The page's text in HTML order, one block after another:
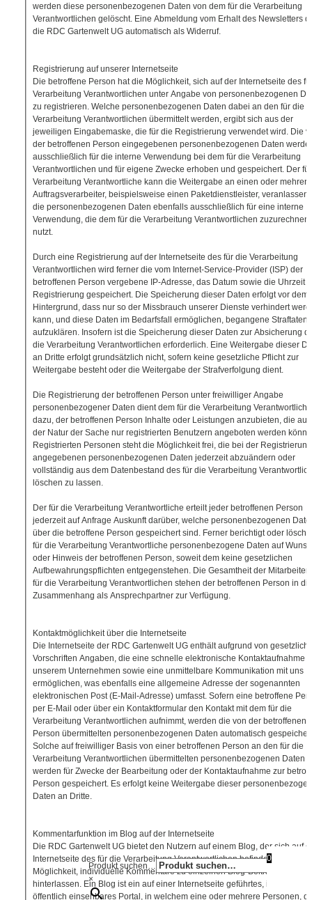
Produkt suchen…
×
werden diese personenbezogenen Daten von dem für die Verarbeitung
Verantwortlichen gelöscht. Eine Abmeldung vom Erhalt des Newsletters
die RDC Gartenwelt UG automatisch als Widerruf.
Registrierung auf unserer Internetseite
Die betroffene Person hat die Möglichkeit, sich auf der Internetseite des
Verarbeitung Verantwortlichen unter Angabe von personenbezogenen
zu registrieren. Welche personenbezogenen Daten dabei an den für die
Verarbeitung Verantwortlichen übermittelt werden, ergibt sich aus der
jeweiligen Eingabemaske, die für die Registrierung verwendet wird. Die
der betroffenen Person eingegebenen personenbezogenen Daten
ausschließlich für die interne Verwendung bei dem für die Verarbeitung
Verantwortlichen und für eigene Zwecke erhoben und gespeichert. Der
Verarbeitung Verantwortliche kann die Weitergabe an einen oder mehrere
Auftragsverarbeiter, beispielsweise einen Paketdienstleister,
die personenbezogenen Daten ebenfalls ausschließlich für eine interne
Verwendung, die dem für die Verarbeitung Verantwortlichen zuzurechnen
nutzt.
Durch eine Registrierung auf der Internetseite des für die Verarbeitung
Verantwortlichen wird ferner die vom Internet-Service-Provider (ISP) der
betroffenen Person vergebene IP-Adresse, das Datum sowie die Uhrzeit
Registrierung gespeichert. Die Speicherung dieser Daten erfolgt vor dem
Hintergrund, dass nur so der Missbrauch unserer Dienste verhindert
kann, und diese Daten im Bedarfsfall ermöglichen, begangene Straftaten
aufzuklären. Insofern ist die Speicherung dieser Daten zur Absicherung
die Verarbeitung Verantwortlichen erforderlich. Eine Weitergabe dieser
an Dritte erfolgt grundsätzlich nicht, sofern keine gesetzliche Pflicht zur
Weitergabe besteht oder die Weitergabe der Strafverfolgung dient.
Die Registrierung der betroffenen Person unter freiwilliger Angabe
personenbezogener Daten dient dem für die Verarbeitung
dazu, der betroffenen Person Inhalte oder Leistungen anzubieten, die
der Natur der Sache nur registrierten Benutzern angeboten werden
Registrierten Personen steht die Möglichkeit frei, die bei der Registrierung
angegebenen personenbezogenen Daten jederzeit abzuändern oder
vollständig aus dem Datenbestand des für die Verarbeitung
löschen zu lassen.
Der für die Verarbeitung Verantwortliche erteilt jeder betroffenen Person
jederzeit auf Anfrage Auskunft darüber, welche personenbezogenen
über die betroffene Person gespeichert sind. Ferner berichtigt oder löscht
für die Verarbeitung Verantwortliche personenbezogene Daten auf
oder Hinweis der betroffenen Person, soweit dem keine gesetzlichen
Aufbewahrungspflichten entgegenstehen. Die Gesamtheit der Mitarbeiter
für die Verarbeitung Verantwortlichen stehen der betroffenen Person in
Zusammenhang als Ansprechpartner zur Verfügung.
Kontaktmöglichkeit über die Internetseite
Die Internetseite der RDC Gartenwelt UG enthält aufgrund von
Vorschriften Angaben, die eine schnelle elektronische Kontaktaufnahme
unserem Unternehmen sowie eine unmittelbare Kommunikation mit uns
ermöglichen, was ebenfalls eine allgemeine Adresse der sogenannten
elektronischen Post (E-Mail-Adresse) umfasst. Sofern eine betroffene
per E-Mail oder über ein Kontaktformular den Kontakt mit dem für die
Verarbeitung Verantwortlichen aufnimmt, werden die von der betroffenen
Person übermittelten personenbezogenen Daten automatisch
Solche auf freiwilliger Basis von einer betroffenen Person an den für die
Verarbeitung Verantwortlichen übermittelten personenbezogenen Daten
werden für Zwecke der Bearbeitung oder der Kontaktaufnahme zur
Person gespeichert. Es erfolgt keine Weitergabe dieser
Daten an Dritte.
Kommentarfunktion im Blog auf der Internetseite
Die RDC Gartenwelt UG bietet den Nutzern auf einem Blog, der sich auf
Internetseite des für die Verarbeitung Verantwortlichen befindet, die
Möglichkeit, individuelle Kommentare zu einzelnen Blog-Beiträgen zu
hinterlassen. Ein Blog ist ein auf einer Internetseite geführtes, in der Regel
öffentlich einsehbares Portal, in welchem eine oder mehrere Personen,
0